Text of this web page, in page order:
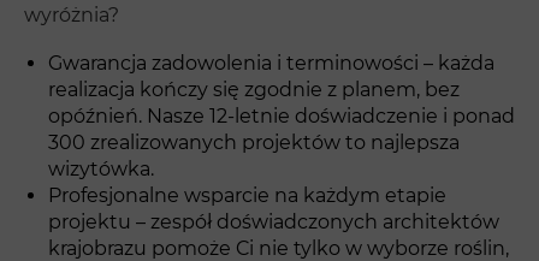
wyróżnia?
Gwarancja zadowolenia i terminowości – każda
realizacja kończy się zgodnie z planem, bez
opóźnień. Nasze 12-letnie doświadczenie i ponad
300 zrealizowanych projektów to najlepsza
wizytówka.
Profesjonalne wsparcie na każdym etapie
projektu – zespół doświadczonych architektów
krajobrazu pomoże Ci nie tylko w wyborze roślin,